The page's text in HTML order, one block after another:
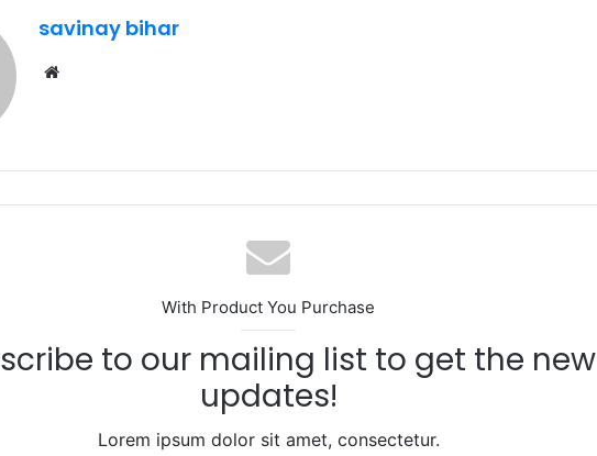
A
p
ra
m
savinay bihar
With Product You Purchase
to our mailing list to get the new
updates!
Lorem ipsum dolor sit amet, consectetur.